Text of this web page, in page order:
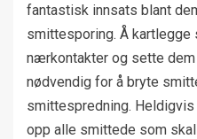
fantastisk innsats blant
smittesporing. Å
nærkontakter og sette dem
nødvendig for å bryte
smittespredning.
opp alle smittede som